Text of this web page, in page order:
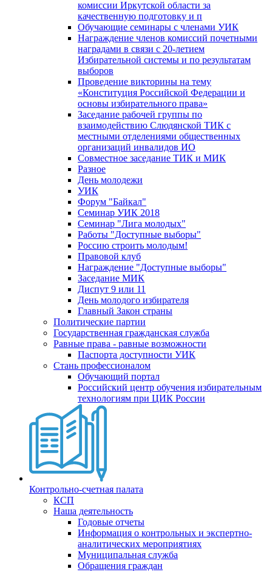
комиссии Иркутской области за
качественную подготовку и п
Обучающие семинары с членами УИК
Награждение членов комиссий почетными
наградами в связи с 20-летием
Избирательной системы и по результатам
выборов
Проведение викторины на тему
«Конституция Российской Федерации и
основы избирательного права»
Заседание рабочей группы по
взаимодействию Слюдянской ТИК с
местными отделениями общественных
организаций инвалидов ИО
Совместное заседание ТИК и МИК
Разное
День молодежи
УИК
Форум "Байкал"
Семинар УИК 2018
Семинар "Лига молодых"
Работы "Доступные выборы"
Россию строить молодым!
Правовой клуб
Награждение "Доступные выборы"
Заседание МИК
Диспут 9 или 11
День молодого избирателя
Главный Закон страны
Политические партии
Государственная гражданская служба
Равные права - равные возможности
Паспорта доступности УИК
Стань профессионалом
Обучающий портал
Российский центр обучения избирательным
технологиям при ЦИК России
Контрольно-счетная палата
КСП
Наша деятельность
Годовые отчеты
Информация о контрольных и экспертно-
аналитических мероприятиях
Муниципальная служба
Обращения граждан